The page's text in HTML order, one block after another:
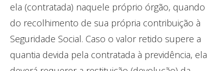
ela (contratada) naquele próprio órgão, quando
do recolhimento de sua própria contribuição à
Seguridade Social. Caso o valor retido supere a
quantia devida pela contratada à previdência, ela